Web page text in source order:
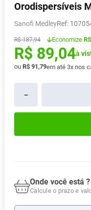
Orodispersíveis
Sanofi Medley :
R$ 187,94 Economize
R$ 89,04à
ou R$ 91 ,79em até 3x nos
－
Onde você está ?
Calcule o prazo e
7º Shampoo
8º Pampers
9º Vitamina D
10 º Soro